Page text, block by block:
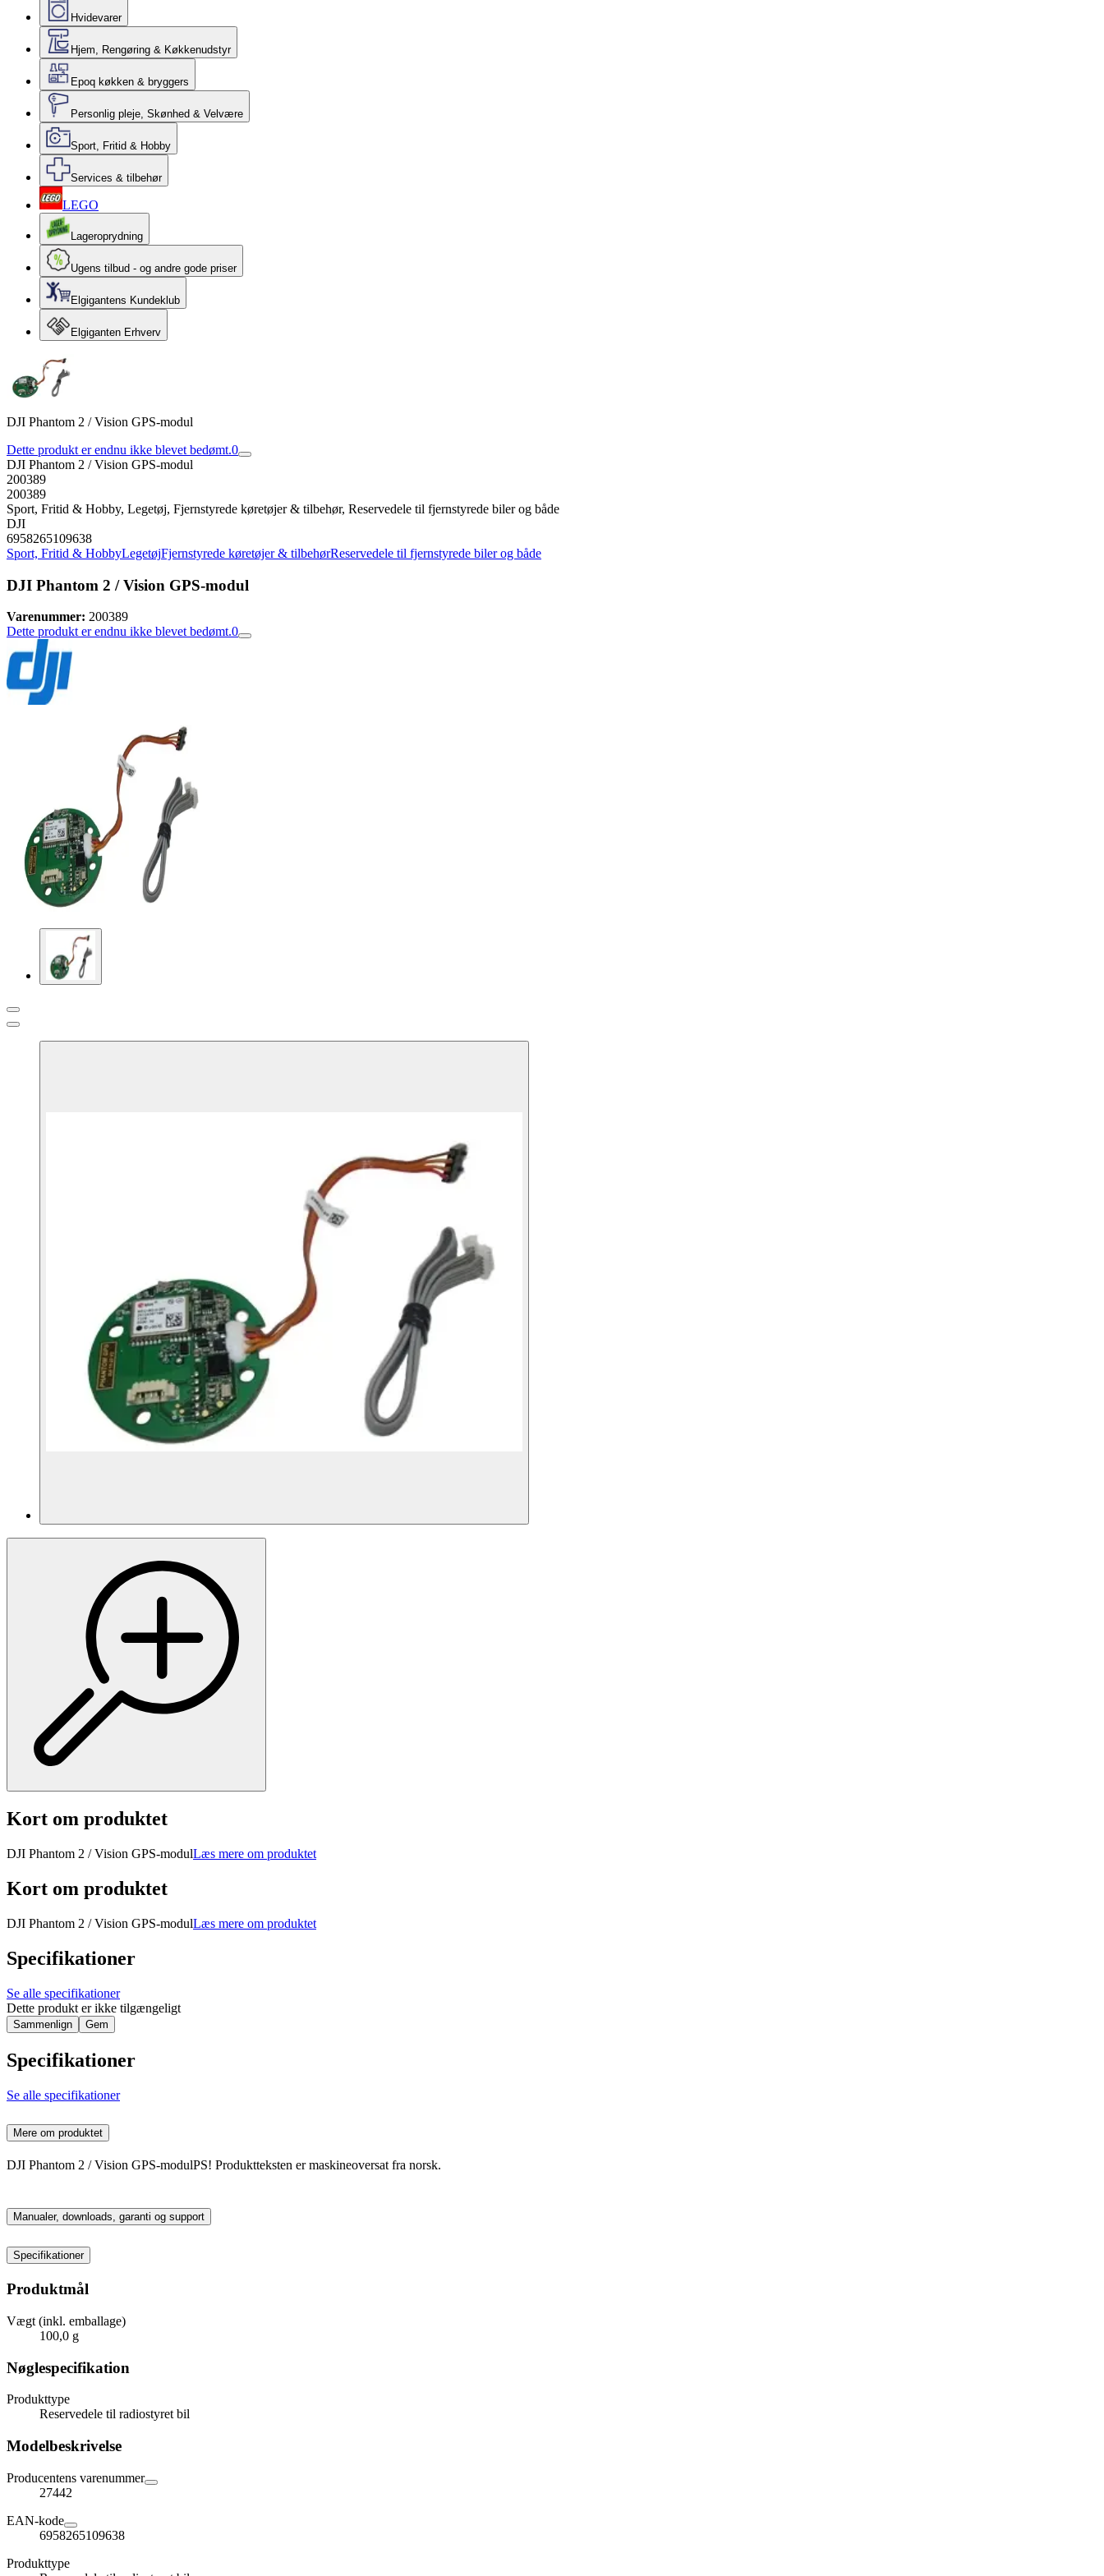
Hvidevarer
Hjem, Rengøring & Køkkenudstyr
Epoq køkken & bryggers
Personlig pleje, Skønhed & Velvære
Sport, Fritid & Hobby
Services & tilbehør
LEGO
Lageroprydning
Ugens tilbud - og andre gode priser
Elgigantens Kundeklub
Elgiganten Erhverv
DJI Phantom 2 / Vision GPS-modul
Dette produkt er endnu ikke blevet bedømt.0
DJI Phantom 2 / Vision GPS-modul
200389
200389
Sport, Fritid & Hobby, Legetøj, Fjernstyrede køretøjer & tilbehør, Reservedele til fjernstyrede biler og både
DJI
6958265109638
Sport, Fritid & HobbyLegetøjFjernstyrede køretøjer & tilbehørReservedele til fjernstyrede biler og både
DJI Phantom 2 / Vision GPS-modul
Varenummer: 200389
Dette produkt er endnu ikke blevet bedømt.0
Kort om produktet
DJI Phantom 2 / Vision GPS-modulLæs mere om produktet
Kort om produktet
DJI Phantom 2 / Vision GPS-modulLæs mere om produktet
Specifikationer
Se alle specifikationer
Dette produkt er ikke tilgængeligt
Sammenlign Gem
Specifikationer
Se alle specifikationer
Mere om produktet
DJI Phantom 2 / Vision GPS-modulPS! Produktteksten er maskineoversat fra norsk.
Manualer, downloads, garanti og support
Specifikationer
Produktmål
Vægt (inkl. emballage)
100,0 g
Nøglespecifikation
Produkttype
Reservedele til radiostyret bil
Modelbeskrivelse
Producentens varenummer
27442
EAN-kode
6958265109638
Produkttype